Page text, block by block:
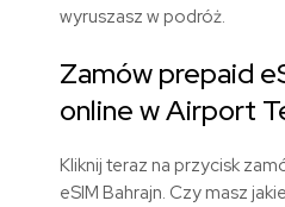
wyruszasz w podróż.
Zamów prepaid
online w Airport
Kliknij teraz na przycisk
eSIM Bahrajn. Czy masz